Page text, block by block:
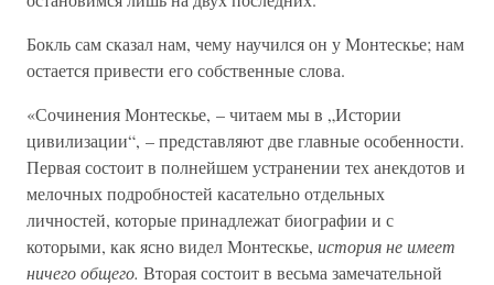
Бокль сам сказал нам, чему научился он у Монтескье; нам
остается привести его собственные слова.
«Сочинения Монтескье, – читаем мы в „Истории
цивилизации“, – представляют две главные особенности.
Первая состоит в полнейшем устранении тех анекдотов и
мелочных подробностей касательно отдельных
личностей, которые принадлежат биографии и с
которыми, как ясно видел Монтескье, история не имеет
ничего общего. Вторая состоит в весьма замечательной